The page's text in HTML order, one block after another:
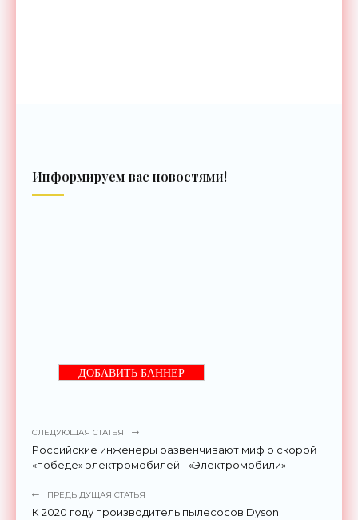
Информируем вас новостями!
ДОБАВИТЬ БАННЕР
СЛЕДУЮЩАЯ СТАТЬЯ
Российские инженеры развенчивают миф о скорой
«победе» электромобилей - «Электромобили»
ПРЕДЫДУЩАЯ СТАТЬЯ
К 2020 году производитель пылесосов Dyson